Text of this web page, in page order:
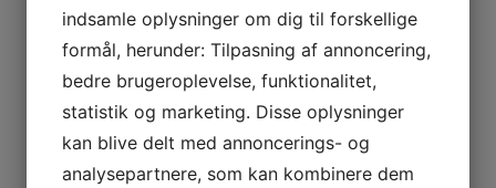
Butikslejemål beliggende i det populære Solrød Center, der er
det største handelsområde i Solrød Kommune med kort
afstand til både motorvej og offentlig transport. Centeret
Køge m.fl.
Solrød kommune er med sine ca. 22.000 indbyggere blandt de
10 rigeste kommuner i landet. Borgerne i Solrød er forholdvis
indsamle oplysninger om dig til forskellige
formål, herunder: Tilpasning af annoncering,
bedre brugeroplevelse, funktionalitet,
statistik og marketing. Disse oplysninger
kan blive delt med annoncerings- og
analysepartnere, som kan kombinere dem